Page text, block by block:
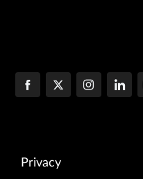
Privacy